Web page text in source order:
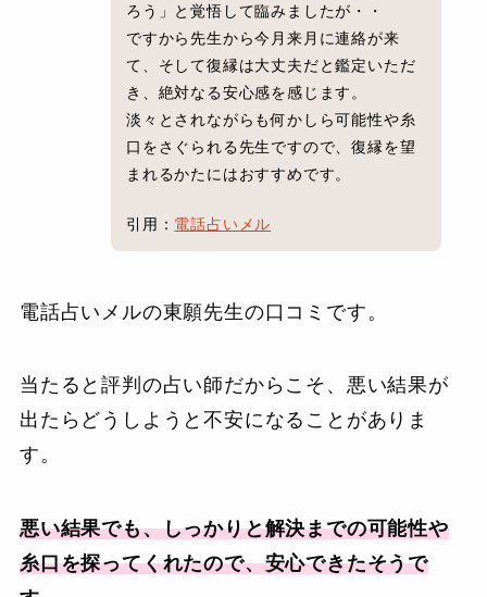
ろう」と覚悟して臨みましたが・・
ですから先生から今月来月に連絡が来
て、そして復縁は大丈夫だと鑑定いただ
き、絶対なる安心感を感じます。
淡々とされながらも何かしら可能性や糸
口をさぐられる先生ですので、復縁を望
まれるかたにはおすすめです。
引用： 電話占いメル
電話占いメルの東願先生の口コミです。
当たると評判の占い師だからこそ、悪い結果が
出たらどうしようと不安になることがありま
す。
悪い結果でも、しっかりと解決までの可能性や
糸口を探ってくれたので、安心できたそうで